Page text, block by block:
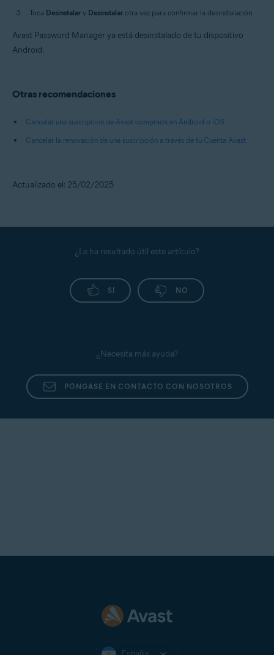
Toca Desinstalar y Desinstalar otra vez para confirmar la desinstalación.
Avast Password Manager ya está desinstalado de tu dispositivo
Android.
Otras recomendaciones
Cancelar una suscripción de Avast comprada en Android o iOS
Cancelar la renovación de una suscripción a través de tu Cuenta Avast
Actualizado el: 25/02/2025
¿Le ha resultado útil este artículo?
SÍ NO
¿Necesita más ayuda?
PÓNGASE EN CONTACTO CON NOSOTROS